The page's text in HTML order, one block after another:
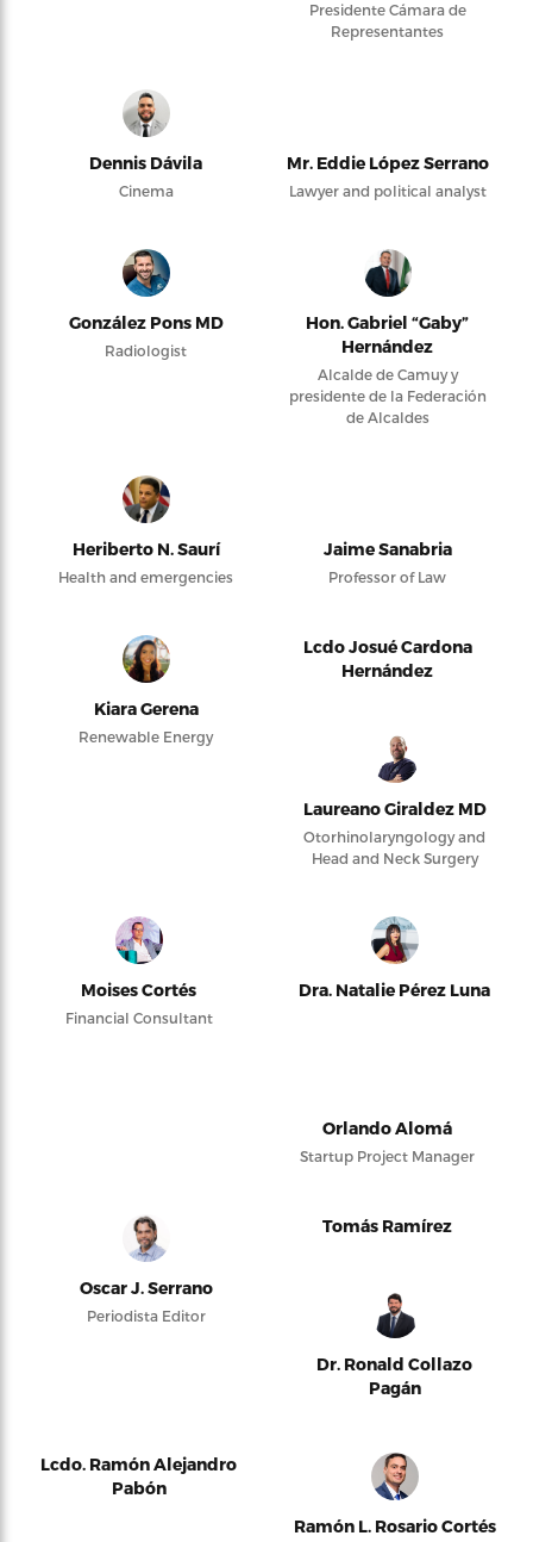
Presidente Cámara de
Representantes
Dennis Dávila
Cinema
Mr. Eddie López Serrano
Lawyer and political analyst
González Pons MD
Radiologist
Hon. Gabriel “Gaby”
Hernández
Alcalde de Camuy y
presidente de la Federación
de Alcaldes
Heriberto N. Saurí
Health and emergencies
Jaime Sanabria
Professor of Law
Kiara Gerena
Renewable Energy
Lcdo Josué Cardona
Hernández
Laureano Giraldez MD
Otorhinolaryngology and
Head and Neck Surgery
Moises Cortés
Financial Consultant
Dra. Natalie Pérez Luna
Orlando Alomá
Startup Project Manager
Oscar J. Serrano
Periodista Editor
Tomás Ramírez
Dr. Ronald Collazo
Pagán
Lcdo. Ramón Alejandro
Pabón
Ramón L. Rosario Cortés